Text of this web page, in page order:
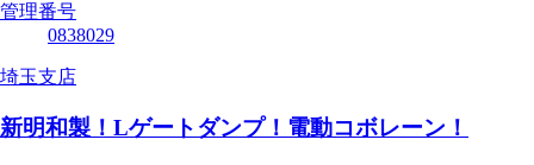
管理番号
0838029
埼玉支店
新明和製！Lゲートダンプ！電動コボレーン！